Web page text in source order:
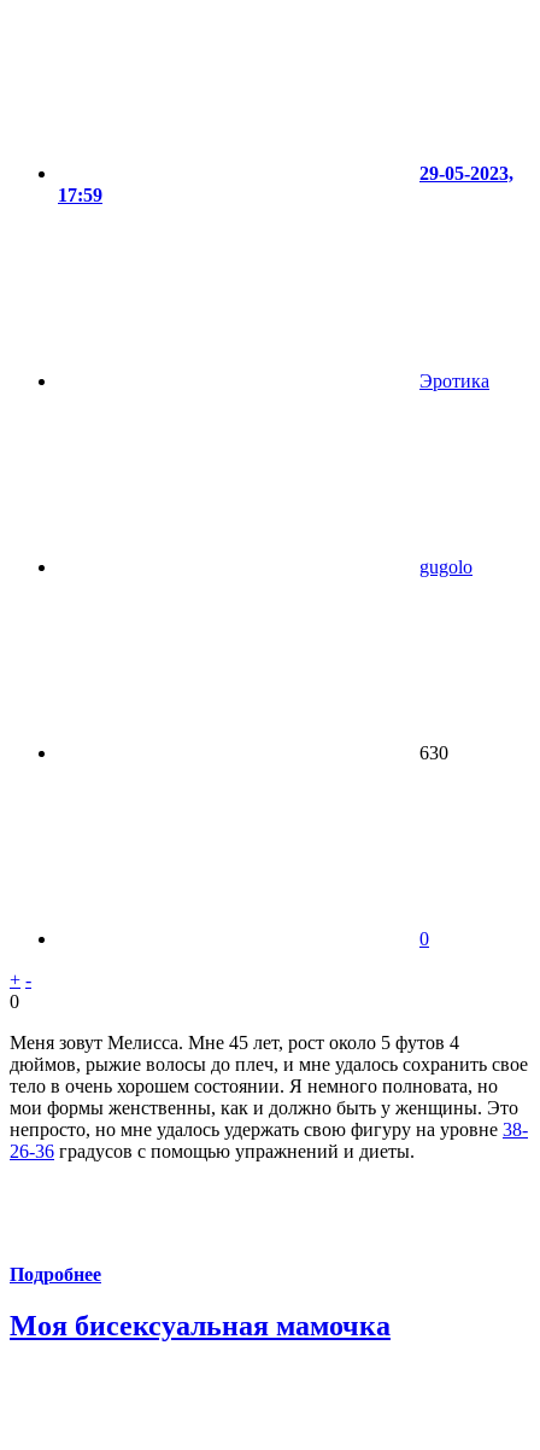
29-05-2023,
17:59
Эротика
gugolo
630
0
+ -
0
Меня зовут Мелисса. Мне 45 лет, рост около 5 футов 4
дюймов, рыжие волосы до плеч, и мне удалось сохранить свое
тело в очень хорошем состоянии. Я немного полновата, но
мои формы женственны, как и должно быть у женщины. Это
непросто, но мне удалось удержать свою фигуру на уровне 38-
26-36 градусов с помощью упражнений и диеты.
Подробнее
Моя бисексуальная мамочка